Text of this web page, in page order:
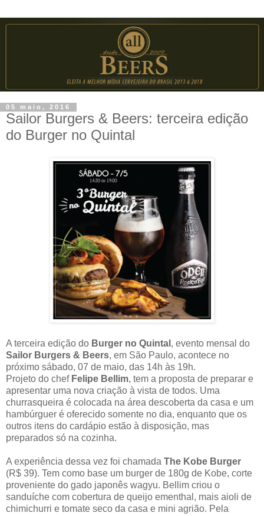
05 maio, 2016
Sailor Burgers & Beers: terceira edição
do Burger no Quintal
A terceira edição do Burger no Quintal , evento mensal do
Sailor Burgers & Beers, em São Paulo, acontece no
próximo sábado, 07 de maio, das 14h às 19h.
Projeto do chef Felipe Bellim, tem a proposta de preparar e
apresentar uma nova criação à vista de todos. Uma
churrasqueira é colocada na área descoberta da casa e um
hambúrguer é oferecido somente no dia, enquanto que os
outros itens do cardápio estão à disposição, mas
preparados só na cozinha.
A experiência dessa vez foi chamada The Kobe Burger
(R$ 39). Tem como base um burger de 180g de Kobe, corte
proveniente do gado japonês wagyu. Bellim criou o
sanduíche com cobertura de queijo ementhal, mais aioli de
chimichurri e tomate seco da casa e mini agrião. Pela